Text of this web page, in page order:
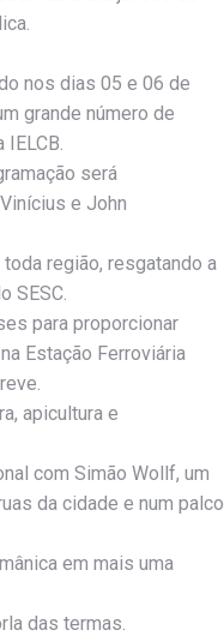
nos dias 05 e 06 de
grande número de
será
e John
região, resgatando a
SESC.
para proporcionar
Estação Ferroviária
apicultura e
com Simão Wollf, um
da cidade e num palco
em mais uma
das termas.